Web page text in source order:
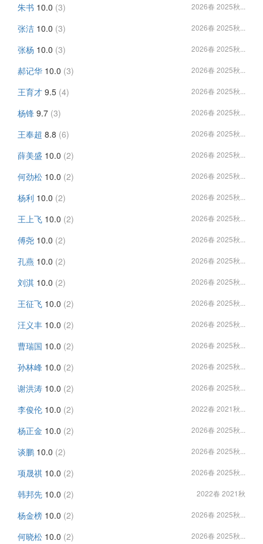
朱书 10.0 (3) 2026春 2025秋...
张洁 10.0 (3) 2026春 2025秋...
张杨 10.0 (3) 2026春 2025秋...
郝记华 10.0 (3) 2026春 2025秋...
王育才 9.5 (4) 2026春 2025秋...
杨锋 9.7 (3) 2026春 2025秋...
王奉超 8.8 (6) 2026春 2025秋...
薛美盛 10.0 (2) 2026春 2025秋...
何劲松 10.0 (2) 2026春 2025秋...
杨利 10.0 (2) 2026春 2025秋...
王上飞 10.0 (2) 2026春 2025秋...
傅尧 10.0 (2) 2026春 2025秋...
孔燕 10.0 (2) 2026春 2025秋...
刘淇 10.0 (2) 2026春 2025秋...
王征飞 10.0 (2) 2026春 2025秋...
汪义丰 10.0 (2) 2026春 2025秋...
曹瑞国 10.0 (2) 2026春 2025秋...
孙林峰 10.0 (2) 2026春 2025秋...
谢洪涛 10.0 (2) 2026春 2025秋...
李俊伦 10.0 (2) 2022春 2021秋...
杨正金 10.0 (2) 2026春 2025秋...
谈鹏 10.0 (2) 2026春 2025秋...
项晟祺 10.0 (2) 2026春 2025秋...
韩邦先 10.0 (2) 2022春 2021秋
杨金榜 10.0 (2) 2026春 2025秋...
何晓松 10.0 (2) 2026春 2025秋...